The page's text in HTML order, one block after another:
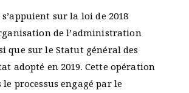
sur la loi de 2018
de l’administration
que sur le Statut général des
adopté en 2019. Cette opération
le processus engagé par le